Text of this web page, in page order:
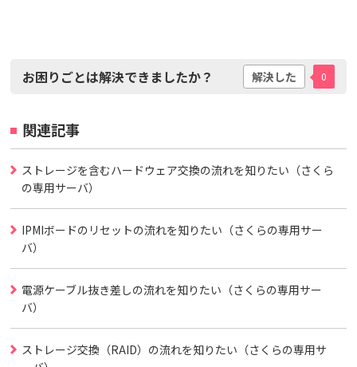
お困りごとは解決できましたか？ 解決した 0
関連記事
ストレージを含むハードウェア交換の流れを知りたい（さくら
の専用サーバ）
IPMIボードのリセットの流れを知りたい（さくらの専用サー
バ）
電源ケーブル抜き差しの流れを知りたい（さくらの専用サー
バ）
ストレージ交換（RAID）の流れを知りたい（さくらの専用サ